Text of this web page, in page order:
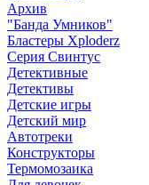
Архив
"Банда Умников"
Бластеры Xploderz
Cерия Свинтус
Детективные
Детективы
Детские игры
Детский мир
Автотреки
Конструкторы
Термомозаика